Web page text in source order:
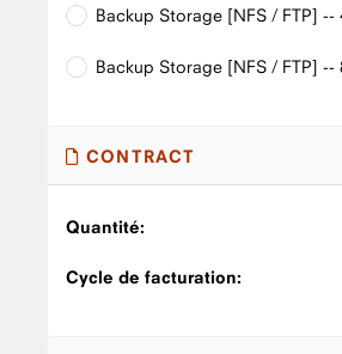
Backup Storage [NFS / FTP] --
Backup Storage [NFS / FTP] --
CONTRACT
Quantité:
Cycle de facturation: